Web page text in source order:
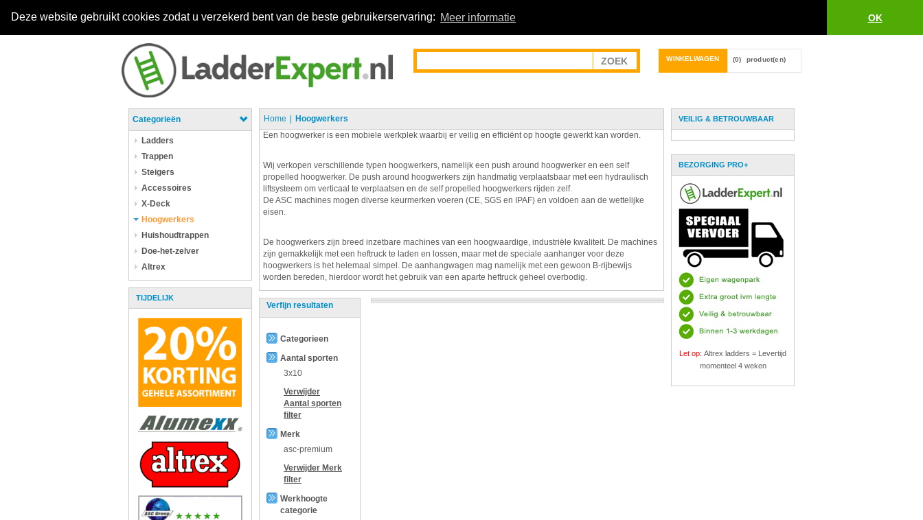
Deze website gebruikt cookies zodat u verzekerd bent van de beste gebruikerservaring: Meer informatie OK
WINKELWAGEN (0) product(en)
Categorieën
Ladders
Trappen
Steigers
Accessoires
X-Deck
Hoogwerkers
Huishoudtrappen
Doe-het-zelver
Altrex
TIJDELIJK
Home
Hoogwerkers
Een hoogwerker is een mobiele werkplek waarbij er veilig en efficiënt op hoogte gewerkt kan worden.
Wij verkopen verschillende typen hoogwerkers, namelijk een push around hoogwerker en een self
propelled hoogwerker. De push around hoogwerkers zijn handmatig verplaatsbaar met een hydraulisch
liftsysteem om verticaal te verplaatsen en de self propelled hoogwerkers rijden zelf.
De ASC machines mogen diverse keurmerken voeren (CE, SGS en IPAF) en voldoen aan de wettelijke
eisen.
De hoogwerkers zijn breed inzetbare machines van een hoogwaardige, industriële kwaliteit. De machines
zijn gemakkelijk met een heftruck te laden en lossen, maar met de speciale aanhanger voor deze
hoogwerkers is het helemaal simpel. De aanhangwagen mag namelijk met een gewoon B-rijbewijs
worden bereden, hierdoor wordt het gebruik van een aparte heftruck geheel overbodig.
Verfijn resultaten
Categorieen
Aantal sporten
3x10
Verwijder
Aantal sporten
filter
Merk
asc-premium
Verwijder Merk
filter
Werkhoogte
categorie
VEILIG & BETROUWBAAR
BEZORGING PRO+
Let op: Altrex ladders = Levertijd
momenteel 4 weken